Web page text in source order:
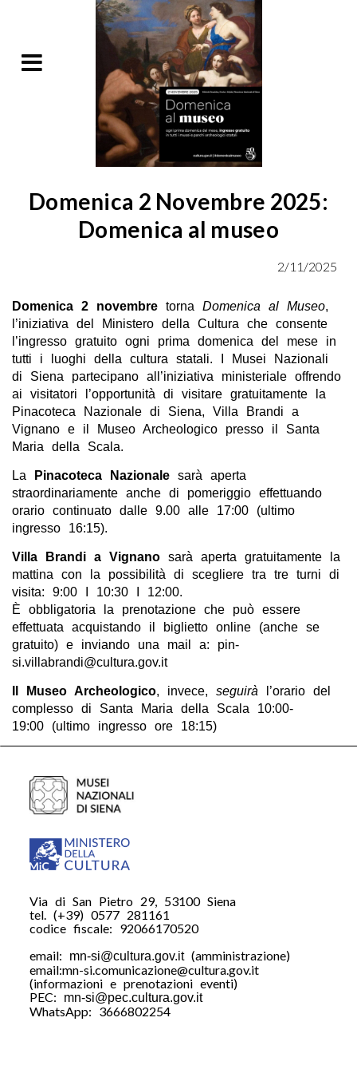
Domenica 2 Novembre 2025:
Domenica al museo
2/11/2025
Domenica 2 novembre torna Domenica al Museo,
l’iniziativa del Ministero della Cultura che consente
l’ingresso gratuito ogni prima domenica del mese in
tutti i luoghi della cultura statali. I Musei Nazionali
di Siena partecipano all’iniziativa ministeriale offrendo
ai visitatori l’opportunità di visitare gratuitamente la
Pinacoteca Nazionale di Siena, Villa Brandi a
Vignano e il Museo Archeologico presso il Santa
Maria della Scala.
La Pinacoteca Nazionale sarà aperta
straordinariamente anche di pomeriggio effettuando
orario continuato dalle 9.00 alle 17:00 (ultimo
ingresso 16:15).
Villa Brandi a Vignano sarà aperta gratuitamente la
mattina con la possibilità di scegliere tra tre turni di
visita: 9:00 I 10:30 I 12:00.
È obbligatoria la prenotazione che può essere
effettuata acquistando il biglietto online (anche se
gratuito) e inviando una mail a: pin-
si.villabrandi@cultura.gov.it
Il Museo Archeologico, invece, seguirà l’orario del
complesso di Santa Maria della Scala 10:00-
19:00 (ultimo ingresso ore 18:15)
Via di San Pietro 29, 53100 Siena
tel. (+39) 0577 281161
codice fiscale: 92066170520
email:
mn-si@cultura.gov.it(amministrazione)
email:mn-si.comunicazione@cultura.gov.it
(informazioni e prenotazioni eventi)
PEC:
mn-si@pec.cultura.gov.it
WhatsApp: 3666802254